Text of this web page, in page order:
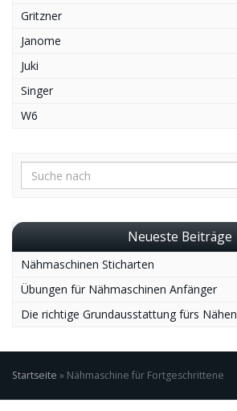
Gritzner
Janome
Juki
Singer
W6
Neueste Beiträge
Nähmaschinen Sticharten
Übungen für Nähmaschinen Anfänger
Die richtige Grundausstattung fürs Nähen
Startseite » Nähmaschine für Fortgeschrittene